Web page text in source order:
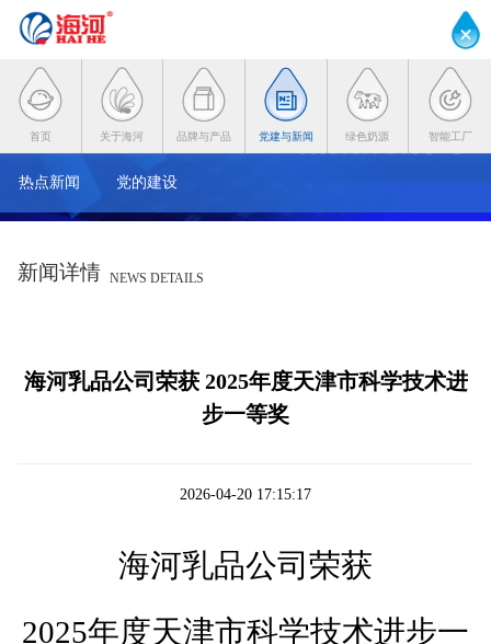
首页 关于海河 品牌与产品 党建与新闻
热点新闻 党的建设
绿色奶源 智能工厂
新闻详情 NEWS DETAILS
海河乳品公司荣获 2025年度天津市科学技术进
步一等奖
2026-04-20 17:15:17
海河乳品公司 荣获
2025年度天津市科学技术进步一